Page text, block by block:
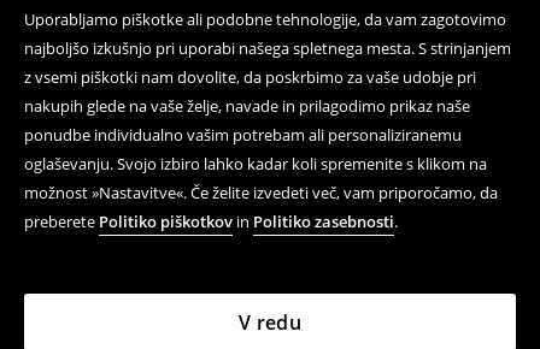
Uporabljamo piškotke ali podobne tehnologije, da vam zagotovimo
najboljšo izkušnjo pri uporabi našega spletnega mesta. S strinjanjem
z vsemi piškotki nam dovolite, da poskrbimo za vaše udobje pri
nakupih glede na vaše želje, navade in prilagodimo prikaz naše
ponudbe individualno vašim potrebam ali personaliziranemu
oglaševanju. Svojo izbiro lahko kadar koli spremenite s klikom na
možnost »Nastavitve«. Če želite izvedeti več, vam priporočamo, da
preberete Politiko piškotkov in Politiko zasebnosti.
V redu